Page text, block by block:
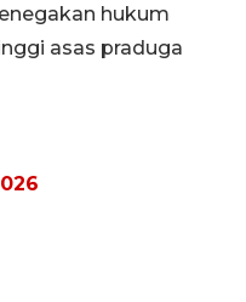
hukum
asas praduga